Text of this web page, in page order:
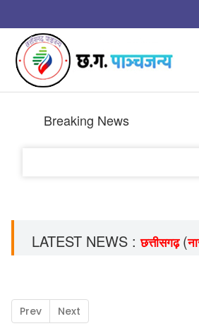
Breaking News
LATEST NEWS :छत्तीसगढ़ (
Prev Next